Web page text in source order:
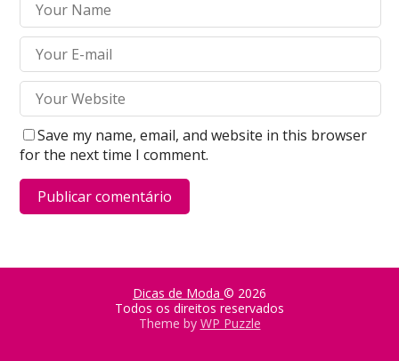
Save my name, email, and website in this browser
for the next time I comment.
Dicas de Moda © 2026
Todos os direitos reservados
Theme by WP Puzzle